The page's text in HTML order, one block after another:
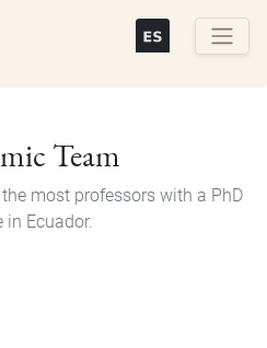
Team
most professors with a PhD
in Ecuador.